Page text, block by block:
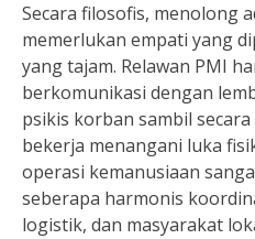
Secara filosofis, menolong
memerlukan empati yang
yang tajam. Relawan PMI
berkomunikasi dengan
psikis korban sambil
bekerja menangani luka
operasi kemanusiaan
seberapa harmonis
logistik, dan masyarakat